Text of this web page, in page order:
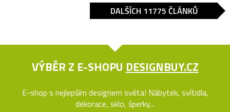
DALŠÍCH 11775 ČLÁNKŮ
VÝBĚR Z E-SHOPU DESIGNBUY.CZ
E-shop s nejlepším designem světa! Nábytek, svítidla,
dekorace, sklo, šperky...